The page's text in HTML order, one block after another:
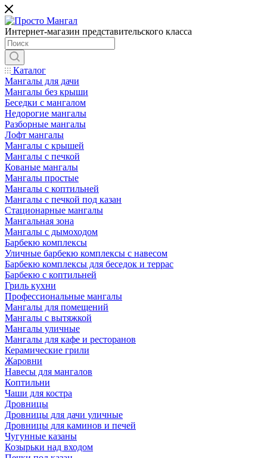
Интернет-магазин представительского класса
Каталог
Мангалы для дачи
Мангалы без крыши
Беседки с мангалом
Недорогие мангалы
Разборные мангалы
Лофт мангалы
Мангалы с крышей
Мангалы с печкой
Кованые мангалы
Мангалы простые
Мангалы с коптильней
Мангалы с печкой под казан
Стационарные мангалы
Мангальная зона
Мангалы с дымоходом
Барбекю комплексы
Уличные барбекю комплексы с навесом
Барбекю комплексы для беседок и террас
Барбекю с коптильней
Гриль кухни
Профессиональные мангалы
Мангалы для помещений
Мангалы с вытяжкой
Мангалы уличные
Мангалы для кафе и ресторанов
Керамические грили
Жаровни
Навесы для мангалов
Коптильни
Чаши для костра
Дровницы
Дровницы для дачи уличные
Дровницы для каминов и печей
Чугунные казаны
Козырьки над входом